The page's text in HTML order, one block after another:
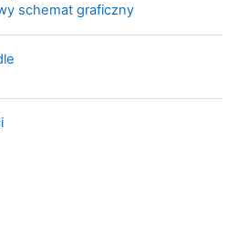
schemat graficzny